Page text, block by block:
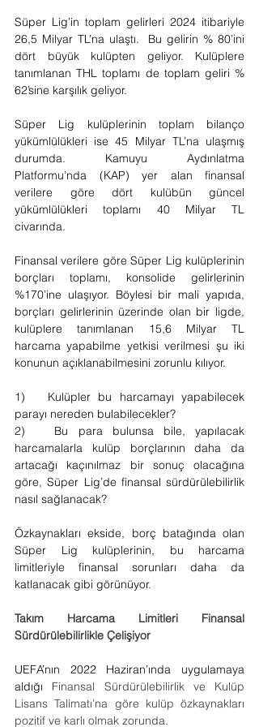
Süper Lig’in toplam gelirleri 2024 itibariyle
26,5 Milyar TL’na ulaştı.  Bu gelirin % 80’ini
dört büyük kulüpten geliyor. Kulüplere
tanımlanan THL toplamı de toplam geliri %
62’sine karşılık geliyor.
Süper Lig kulüplerinin toplam bilanço
yükümlülükleri ise 45 Milyar TL’na ulaşmış
durumda. Kamuyu Aydınlatma
Platformu’nda (KAP) yer alan finansal
verilere göre dört kulübün güncel
yükümlülükleri toplamı 40 Milyar TL
civarında.
Finansal verilere göre Süper Lig kulüplerinin
borçları toplamı, konsolide gelirlerinin
%170’ine ulaşıyor. Böylesi bir mali yapıda,
borçları gelirlerinin üzerinde olan bir ligde,
kulüplere tanımlanan 15,6 Milyar TL
harcama yapabilme yetkisi verilmesi şu iki
konunun açıklanabilmesini zorunlu kılıyor.
1)   Kulüpler bu harcamayı yapabilecek
parayı nereden bulabilecekler?
2)   Bu para bulunsa bile, yapılacak
harcamalarla kulüp borçlarının daha da
artacağı kaçınılmaz bir sonuç olacağına
göre, Süper Lig’de finansal sürdürülebilirlik
nasıl sağlanacak?
Özkaynakları ekside, borç batağında olan
Süper Lig kulüplerinin, bu harcama
limitleriyle finansal sorunları daha da
katlanacak gibi görünüyor.
Takım Harcama Limitleri Finansal
Sürdürülebilirlikle Çelişiyor
UEFA’nın 2022 Haziran’ında uygulamaya
aldığı Finansal Sürdürülebilirlik ve Kulüp
Lisans Talimatı’na göre kulüp özkaynakları
pozitif ve karlı olmak zorunda.